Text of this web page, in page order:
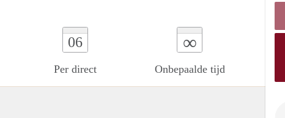
06
Per direct
∞
Onbepaalde tijd